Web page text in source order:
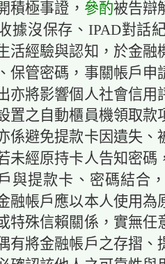
極事證， 參酌被告辯
據沒保存、IPAD對話
活經驗與認知，於金融
保管密碼，事關帳戶申
亦將影響個人社會信用
置之自動櫃員機領取款
係避免提款卡因遺失
未經原持卡人告知密碼
與提款卡、密碼結合
融帳戶應以本人使用為
特殊信賴關係，實無任
有將金融帳戶之存摺、